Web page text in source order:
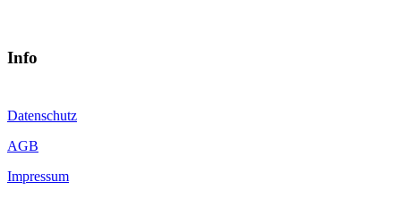
Info
Datenschutz
AGB
Impressum